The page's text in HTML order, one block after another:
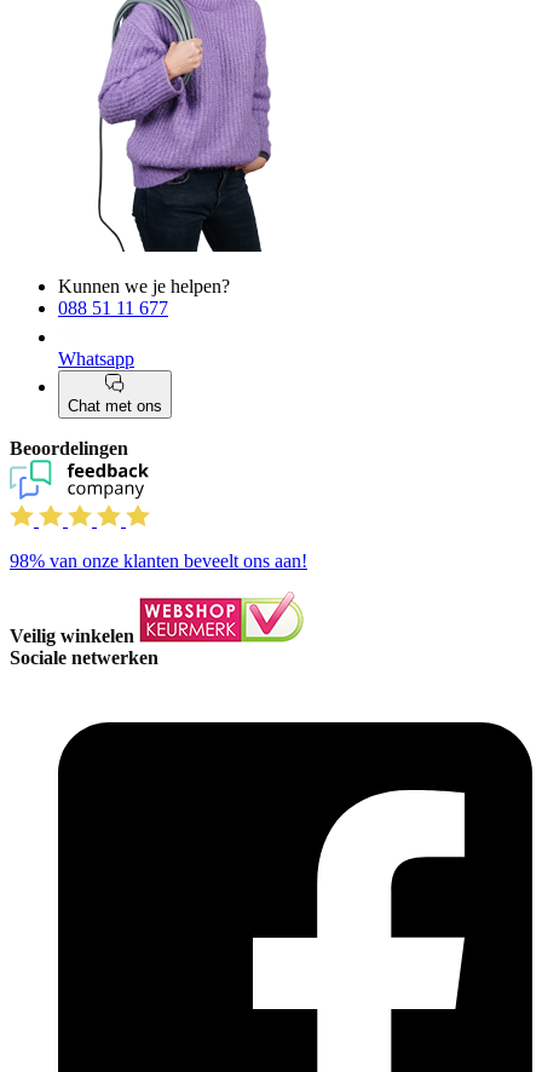
Kunnen we je helpen?
088 51 11 677
Whatsapp
Chat met ons
Beoordelingen
98% van onze klanten beveelt ons aan!
Veilig winkelen
Sociale netwerken